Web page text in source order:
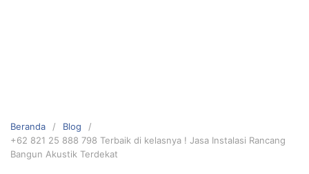
Beranda
Blog
+62 821 25 888 798 Terbaik di kelasnya ! Jasa Instalasi Rancang
Bangun Akustik Terdekat